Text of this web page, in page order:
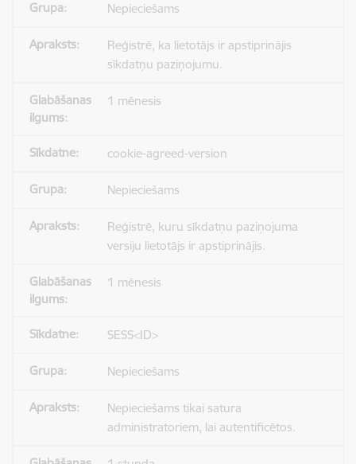
Nepieciešams
Reģistrē, ka lietotājs ir apstiprinājis
sīkdatņu paziņojumu.
1 mēnesis
cookie-agreed-version
Nepieciešams
Reģistrē, kuru sīkdatņu paziņojuma
versiju lietotājs ir apstiprinājis.
1 mēnesis
SESS<ID>
Nepieciešams
Nepieciešams tikai satura
administratoriem, lai autentificētos.